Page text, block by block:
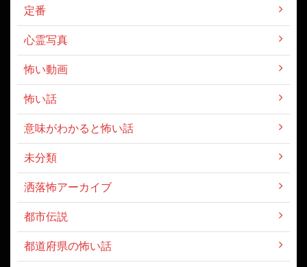
定番
心霊写真
怖い動画
怖い話
意味がわかると怖い話
未分類
洒落怖アーカイブ
都市伝説
都道府県の怖い話